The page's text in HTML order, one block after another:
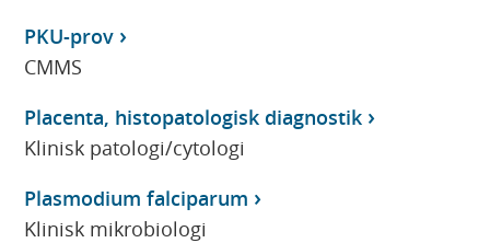
PKU-prov
CMMS
Placenta, histopatologisk diagnostik
Klinisk patologi/cytologi
Plasmodium falciparum
Klinisk mikrobiologi